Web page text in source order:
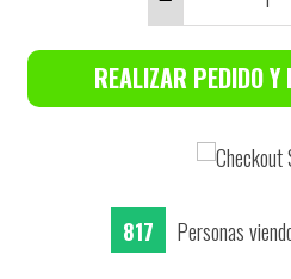
Reduce
item
quantity
REALIZAR PEDIDO
813 Personas